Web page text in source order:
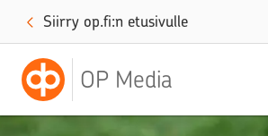
Siirry op.fi:n etusivulle
OP Media